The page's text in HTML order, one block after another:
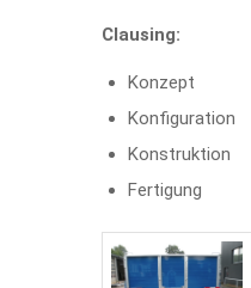
Clausing:
Konzept
Konfiguration
Konstruktion
Fertigung